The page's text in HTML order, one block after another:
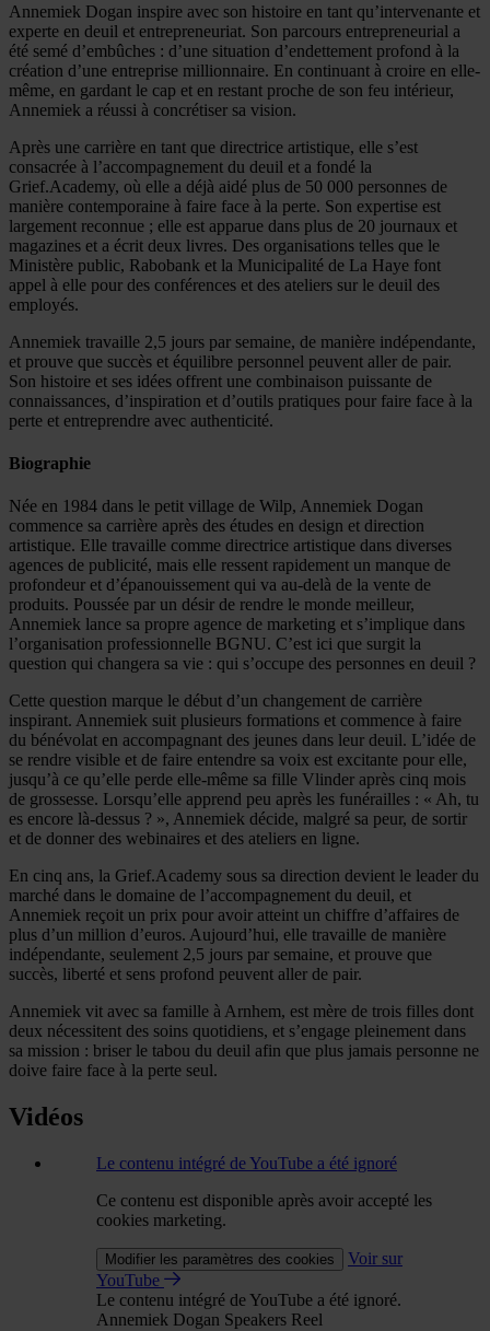
Annemiek Dogan inspire avec son histoire en tant qu’intervenante et
experte en deuil et entrepreneuriat. Son parcours entrepreneurial a
été semé d’embûches : d’une situation d’endettement profond à la
création d’une entreprise millionnaire. En continuant à croire en elle-
même, en gardant le cap et en restant proche de son feu intérieur,
Annemiek a réussi à concrétiser sa vision.
Après une carrière en tant que directrice artistique, elle s’est
consacrée à l’accompagnement du deuil et a fondé la
Grief.Academy, où elle a déjà aidé plus de 50 000 personnes de
manière contemporaine à faire face à la perte. Son expertise est
largement reconnue ; elle est apparue dans plus de 20 journaux et
magazines et a écrit deux livres. Des organisations telles que le
Ministère public, Rabobank et la Municipalité de La Haye font
appel à elle pour des conférences et des ateliers sur le deuil des
employés.
Annemiek travaille 2,5 jours par semaine, de manière indépendante,
et prouve que succès et équilibre personnel peuvent aller de pair.
Son histoire et ses idées offrent une combinaison puissante de
connaissances, d’inspiration et d’outils pratiques pour faire face à la
perte et entreprendre avec authenticité.
Biographie
Née en 1984 dans le petit village de Wilp, Annemiek Dogan
commence sa carrière après des études en design et direction
artistique. Elle travaille comme directrice artistique dans diverses
agences de publicité, mais elle ressent rapidement un manque de
profondeur et d’épanouissement qui va au-delà de la vente de
produits. Poussée par un désir de rendre le monde meilleur,
Annemiek lance sa propre agence de marketing et s’implique dans
l’organisation professionnelle BGNU. C’est ici que surgit la
question qui changera sa vie : qui s’occupe des personnes en deuil ?
Cette question marque le début d’un changement de carrière
inspirant. Annemiek suit plusieurs formations et commence à faire
du bénévolat en accompagnant des jeunes dans leur deuil. L’idée de
se rendre visible et de faire entendre sa voix est excitante pour elle,
jusqu’à ce qu’elle perde elle-même sa fille Vlinder après cinq mois
de grossesse. Lorsqu’elle apprend peu après les funérailles : « Ah, tu
es encore là-dessus ? », Annemiek décide, malgré sa peur, de sortir
et de donner des webinaires et des ateliers en ligne.
En cinq ans, la Grief.Academy sous sa direction devient le leader du
marché dans le domaine de l’accompagnement du deuil, et
Annemiek reçoit un prix pour avoir atteint un chiffre d’affaires de
plus d’un million d’euros. Aujourd’hui, elle travaille de manière
indépendante, seulement 2,5 jours par semaine, et prouve que
succès, liberté et sens profond peuvent aller de pair.
Annemiek vit avec sa famille à Arnhem, est mère de trois filles dont
deux nécessitent des soins quotidiens, et s’engage pleinement dans
sa mission : briser le tabou du deuil afin que plus jamais personne ne
doive faire face à la perte seul.
Vidéos
Le contenu intégré de YouTube a été ignoré
Ce contenu est disponible après avoir accepté les
cookies marketing.
Modifier les paramètres des cookies
Voir sur
YouTube
Le contenu intégré de YouTube a été ignoré.
Annemiek Dogan Speakers Reel